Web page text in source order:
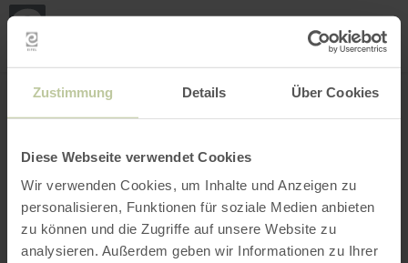
Zustimmung Details Über Cookies
Diese Webseite verwendet Cookies
Wir verwenden Cookies, um Inhalte und Anzeigen zu
personalisieren, Funktionen für soziale Medien anbieten
zu können und die Zugriffe auf unsere Website zu
analysieren. Außerdem geben wir Informationen zu Ihrer
INTERACTIVE MAP
my
Open filter